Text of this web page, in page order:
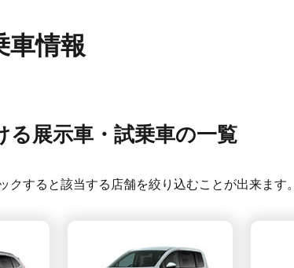
車情報
る展示車・試乗車の一覧
クすると該当する店舗を絞り込むことが出来ます。